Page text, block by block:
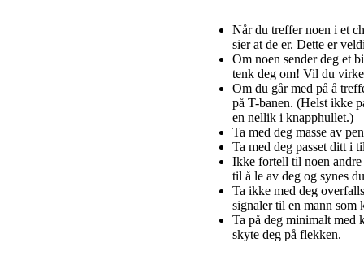
Når du treffer noen i et
sier at de er. Dette er
Om noen sender deg et
tenk deg om! Vil du
Om du går med på å
på T-banen. (Helst ikke
en nellik i knapphullet.)
Ta med deg masse av
Ta med deg passet ditt i
Ikke fortell til noen andre
til å le av deg og synes
Ta ikke med deg
signaler til en mann
Ta på deg minimalt med
skyte deg på flekken.